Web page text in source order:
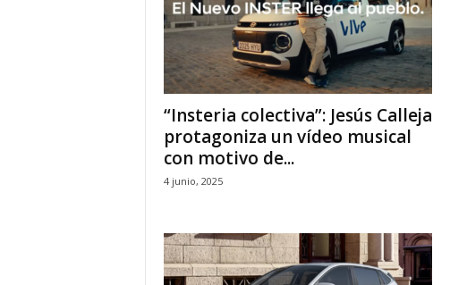
“Insteria colectiva”: Jesús Calleja
protagoniza un vídeo musical
con motivo de...
4 junio, 2025